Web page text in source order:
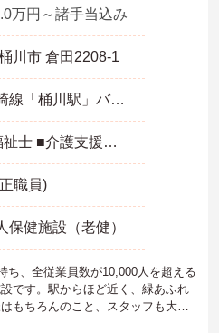
万円～諸手当込み
川市 倉田2208-1
ＪＲ高崎線「桶川駅」バス・車10分
■介護福祉士 ■介護支援専門員 ■社会福祉主事 ■社会福祉士 以上の資格のいずれかをお持ちの方 ■普通自動車免許 ※未経験可／ブランク可 ※人柄重視の採用を考えています ブランクのある方！経験の浅い方でもしっかりした研修がありますので安心！
職員)
保健施設（老健）
ち、全従業員数が10,000人を超える
です。駅からほど近く、緑あふれ
もちろんのこと、スタッフも大変